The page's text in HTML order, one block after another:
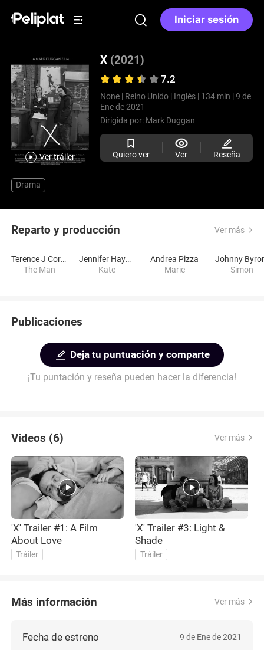
Iniciar sesión
Ver tráiler
X (2021)
7.2
None | Reino Unido | Inglés | 134 min | 9 de
Ene de 2021
Dirigida por: Mark Duggan
Quiero ver Ver Reseña
Drama
Reparto y producción Ver más
Terence J Corbett
The Man
Jennifer Hayden
Kate
Andrea Pizza
Marie
Johnny
Simon
Publicaciones
Deja tu puntuación y comparte
¡Tu puntación y reseña pueden hacer la diferencia!
Videos (6) Ver más
'X' Trailer #1: A Film
About Love
Tráiler
'X' Trailer #3: Light &
Shade
Tráiler
Más información Ver más
Fecha de estreno 9 de Ene de 2021